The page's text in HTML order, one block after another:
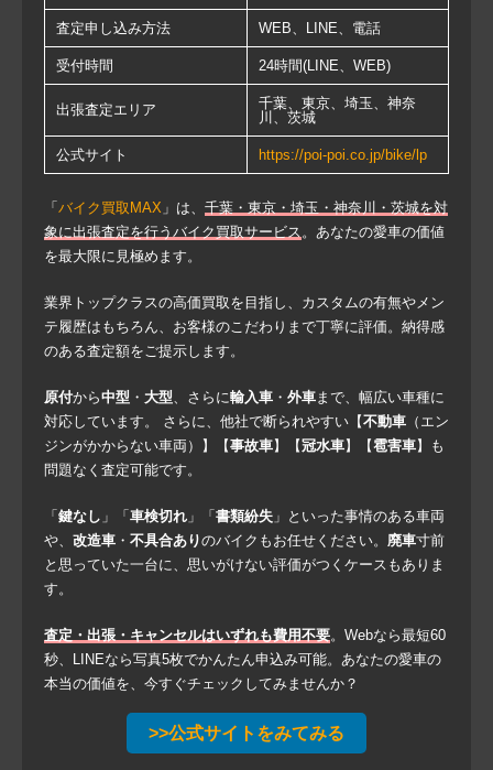
査定申し込み方法 WEB、LINE、電話
受付時間 24時間(LINE、WEB)
出張査定エリア
千葉、東京、埼玉、神奈
川、茨城
公式サイト https://poi-poi.co.jp/bike/lp
「 バイク買取MAX 」は、 千葉・東京・埼玉・神奈川・茨城を対
象に出張査定を行うバイク買取サービス 。あなたの愛車の価値
を最大限に見極めます。
業界トップクラスの高価買取を目指し、カスタムの有無やメン
テ履歴はもちろん、お客様のこだわりまで丁寧に評価。納得感
のある査定額をご提示します。
原付から中型 ・ 大型 、さらに輸入車 ・ 外車 まで、幅広い車種に
対応しています。 さらに、他社で断られやすい【不動車 （エン
ジンがかからない車両）】【事故車】【冠水車】【雹害車】も
問題なく査定可能です。
「 鍵なし 」「 車検切れ 」「 書類紛失 」といった事情のある車両
や、 改造車 ・ 不具合ありのバイクもお任せください。 廃車寸前
と思っていた一台に、思いがけない評価がつくケースもありま
す。
査定・出張・キャンセルはいずれも費用不要。Webなら最短60
秒、LINEなら写真5枚でかんたん申込み可能。あなたの愛車の
本当の価値を、今すぐチェックしてみませんか？
>>公式サイトをみてみる